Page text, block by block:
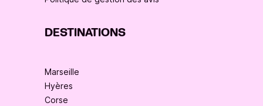
DESTINATIONS
Marseille
Hyères
Corse